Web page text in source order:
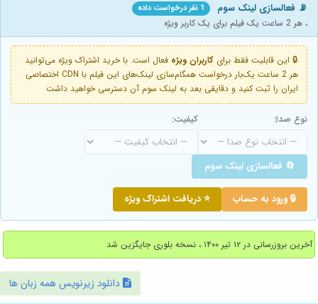
📡 فعالسازی لینک سوم 1 نفر درخواست داده
، هر 2 ساعت یک فیلم برای یک کاربر ویژه
🔒 این قابلیت فقط برای کاربران ویژه فعال است. با خرید اشتراک ویژه می‌توانید
هر 2 ساعت یک‌بار درخواست همگام‌سازی لینک‌های این فیلم با CDN اختصاصی
ایران را ثبت کنید و دقایقی بعد به لینک سوم آن دسترسی خواهید داشت
نوع صدا: کیفیت:
🔄 فعالسازی لینک سوم
🔒 ورود به حساب ⭐ دریافت اشتراک ویژه
آخرین بروزرسانی در ۱۲ تیر ۱۴۰۰ ، نسخه بلوری جایگزین شد
دانلود زیرنویس همه زبان ها